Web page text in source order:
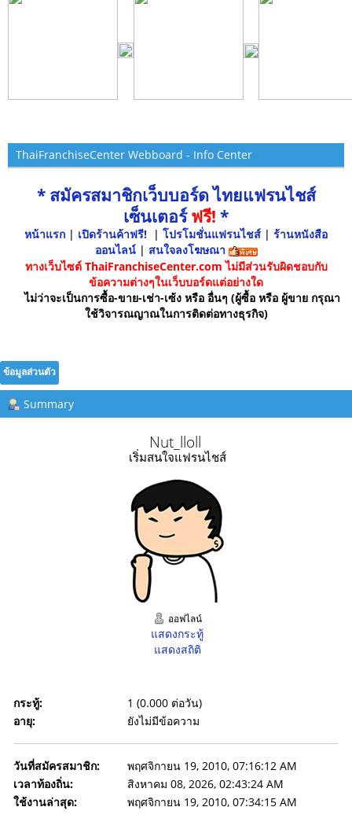
ThaiFranchiseCenter Webboard - Info Center
* สมัครสมาชิกเว็บบอร์ด ไทยแฟรนไชส์
เซ็นเตอร์ฟรี! *
หน้าแรก | เปิดร้านค้าฟรี! | โปรโมชั่นแฟรนไชส์ | ร้านหนังสือ
ออนไลน์ | สนใจลงโฆษณา
ทางเว็บไซต์ ThaiFranchiseCenter.com ไม่มีส่วนรับผิดชอบกับ
ข้อความต่างๆในเว็บบอร์ดแต่อย่างใด
ไม่ว่าจะเป็นการซื้อ-ขาย-เช่า-เซ้ง หรือ อื่นๆ (ผู้ซื้อ หรือ ผู้ขาย กรุณา
ใช้วิจารณญาณในการติดต่อทางธุรกิจ)
ข้อมูลส่วนตัว
Summary
Nut_lloll
เริ่มสนใจแฟรนไชส์
ออฟไลน์
แสดงกระทู้
แสดงสถิติ
กระทู้:
1 (0.000 ต่อวัน)
อายุ:
ยังไม่มีข้อความ
วันที่สมัครสมาชิก:
พฤศจิกายน 19, 2010, 07:16:12 AM
เวลาท้องถิ่น:
สิงหาคม 08, 2026, 02:43:24 AM
ใช้งานล่าสุด:
พฤศจิกายน 19, 2010, 07:34:15 AM